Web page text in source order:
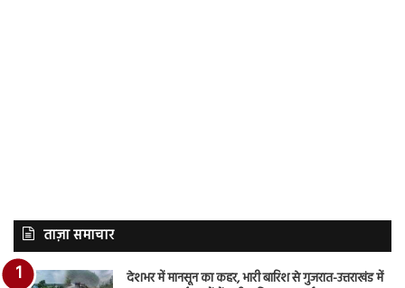
ताज़ा समाचार
देशभर में मानसून का कहर, भारी बारिश से गुजरात-उत्तराखंड में